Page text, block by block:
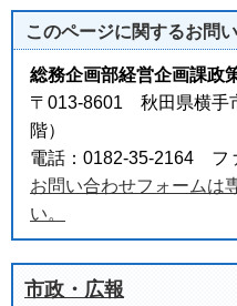
このページに関するお問
総務企画部経営企画課政
〒013-8601 秋田県横手
階）
電話：0182-35-2164 フ
お問い合わせフォームは
い。
市政・広報